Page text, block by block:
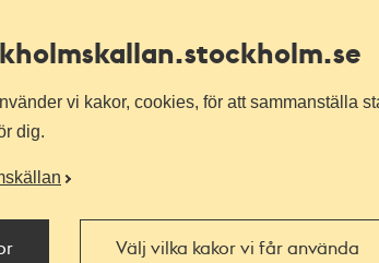
.stockholm.se
vi kakor, cookies, för att sammanställa
dig.
Välj vilka kakor vi får använda